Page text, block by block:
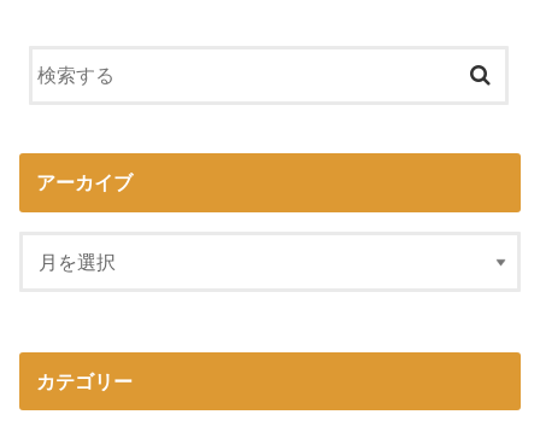
アーカイブ
カテゴリー